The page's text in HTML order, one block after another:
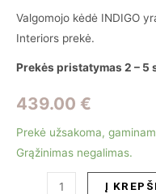
Valgomojo kėdė INDIGO
Interiors prekė.
Prekės pristatymas 2 – 5
439.00 €
Prekė užsakoma,
Grąžinimas negalimas.
produkto
Į